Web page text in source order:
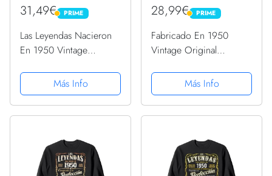
31,49€ PRIME
PRIME
Las Leyendas Nacieron
En 1950 Vintage
Sudadera con Capucha
Más Info
28,99€ PRIME
PRIME
Fabricado En 1950
Vintage Original
Más Info